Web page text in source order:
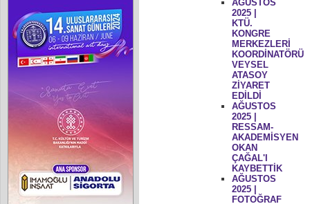
AĞUSTOS
2025 |
KTÜ.
KONGRE
MERKEZLERİ
KOORDİNATÖRÜ
VEYSEL
ATASOY
ZİYARET
EDİLDİ
AĞUSTOS
2025 |
RESSAM-
AKADEMİSYEN
OKAN
ÇAĞAL'I
KAYBETTİK
AĞUSTOS
2025 |
FOTOĞRAF